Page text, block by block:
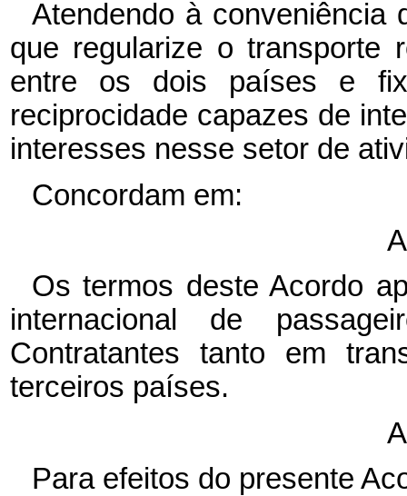
Atendendo à conveniência
que regularize o transporte
entre os dois países e
reciprocidade capazes de
interesses nesse setor de
Concordam em:
Os termos deste Acordo
internacional de
Contratantes tanto em
terceiros países.
Para efeitos do presente